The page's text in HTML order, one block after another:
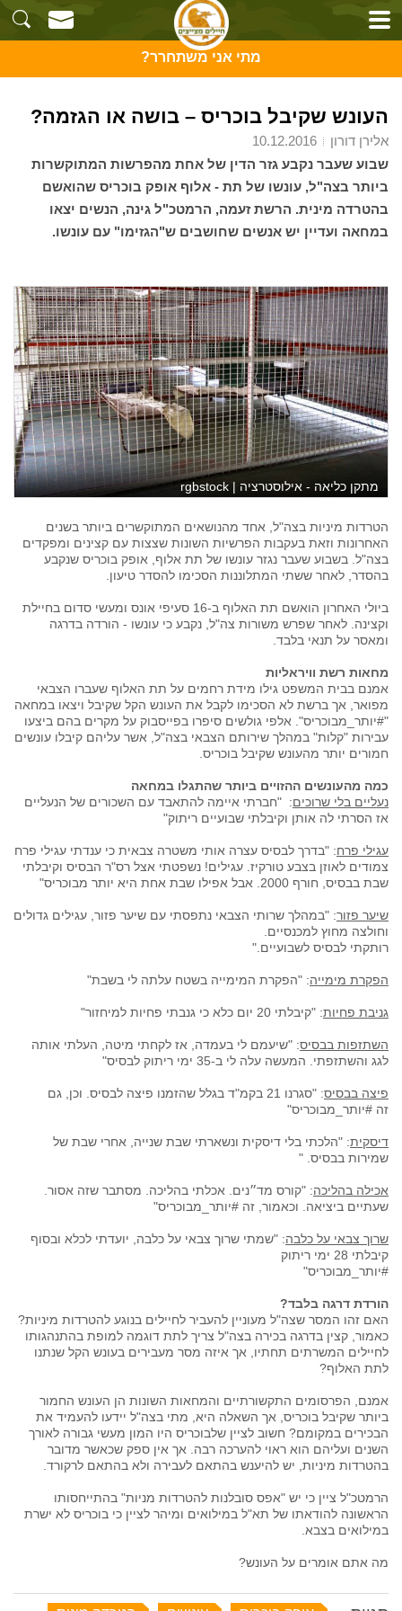
מתי אני משתחרר?
העונש שקיבל בוכריס – בושה או הגזמה?
אלירן דורון
שבוע שעבר נקבע גזר הדין של אחת מהפרשות המתוקשרות
ביותר בצה"ל, עונשו של תת - אלוף אופק בוכריס שהואשם
בהטרדה מינית. הרשת זעמה, הרמטכ"ל גינה, הנשים יצאו
במחאה ועדיין יש אנשים שחושבים ש"הגזימו" עם עונשו.
מתקן כליאה - אילוסטרציה | rgbstock
הטרדות מיניות בצה"ל, אחד מהנושאים המתוקשרים ביותר בשנים
האחרונות וזאת בעקבות הפרשיות השונות שצצות עם קצינים ומפקדים
בצה"ל. בשבוע שעבר נגזר עונשו של תת אלוף, אופק בוכריס שנקבע
בהסדר, לאחר ששתי המתלוננות הסכימו להסדר טיעון.
ביולי האחרון הואשם תת האלוף ב-16 סעיפי אונס ומעשי סדום בחיילת
וקצינה. לאחר שפרש משורות צה"ל, נקבע כי עונשו - הורדה בדרגה
ומאסר על תנאי בלבד.
מחאות רשת וויראליות
אמנם בבית המשפט גילו מידת רחמים על תת האלוף שעברו הצבאי
מפואר, אך ברשת לא הסכימו לקבל את העונש הקל שקיבל ויצאו במחאה
"#יותר_מבוכריס". אלפי גולשים סיפרו בפייסבוק על מקרים בהם ביצעו
עבירות "קלות" במהלך שירותם הצבאי בצה"ל, אשר עליהם קיבלו עונשים
חמורים יותר מהעונש שקיבל בוכריס.
כמה מהעונשים ההזויים ביותר שהתגלו במחאה
נעליים בלי שרוכים: "חברתי איימה להתאבד עם השכורים של הנעליים
אז הסרתי לה אותן וקיבלתי שבועיים ריתוק"
עגילי פרח: "בדרך לבסיס עצרה אותי משטרה צבאית כי ענדתי עגילי פרח
צמודים לאוזן בצבע טורקיז. עגילים! נשפטתי אצל רס"ר הבסיס וקיבלתי
שבת בבסיס, חורף 2000. אבל אפילו שבת אחת היא יותר מבוכריס"
שיער פזור: "במהלך שרותי הצבאי נתפסתי עם שיער פזור, עגילים גדולים
וחולצה מחוץ למכנסיים.
רותקתי לבסיס לשבועיים."
הפקרת מימייה: "הפקרת המימייה בשטח עלתה לי בשבת"
גניבת פחיות: "קיבלתי 20 יום כלא כי גנבתי פחיות למיחזור"
השתזפות בבסיס: "שיעמם לי בעמדה, אז לקחתי מיטה, העלתי אותה
לגג והשתזפתי. המעשה עלה לי ב-35 ימי ריתוק לבסיס"
פיצה בבסיס
: "סגרנו 21 בקמ"ד בגלל שהזמנו פיצה לבסיס. וכן, גם
זה #יותר_מבוכריס"
דיסקית: "הלכתי בלי דיסקית ונשארתי שבת שנייה, אחרי שבת של
שמירות בבסיס. "
אכילה בהליכה: "קורס מד״נים. אכלתי בהליכה. מסתבר שזה אסור.
שעתיים ביציאה. וכאמור, זה #יותר_מבוכריס"
שרוך צבאי על כלבה: "שמתי שרוך צבאי על כלבה, יועדתי לכלא ובסוף
קיבלתי 28 ימי ריתוק
#יותר_מבוכריס"
הורדת דרגה בלבד?
האם זהו המסר שצה"ל מעוניין להעביר לחיילים בנוגע להטרדות מיניות?
כאמור, קצין בדרגה בכירה בצה"ל צריך לתת דוגמה למופת בהתנהגותו
לחיילים המשרתים תחתיו, אך איזה מסר מעבירים בעונש הקל שנתנו
לתת האלוף?
אמנם, הפרסומים התקשורתיים והמחאות השונות הן העונש החמור
ביותר שקיבל בוכריס, אך השאלה היא, מתי בצה"ל יידעו להעמיד את
הבכירים במקומם? חשוב לציין שלבוכריס היו המון מעשי גבורה לאורך
השנים ועליהם הוא ראוי להערכה רבה. אך אין ספק שכאשר מדובר
בהטרדות מיניות, יש להיענש בהתאם לעבירה ולא בהתאם לרקורד.
הרמטכ"ל ציין כי יש "אפס סובלנות להטרדות מניות" בהתייחסותו
הראשונה להודאתו של תא"ל במילואים ומיהר לציין כי בוכריס לא ישרת
במילואים בצבא.
מה אתם אומרים על העונש?